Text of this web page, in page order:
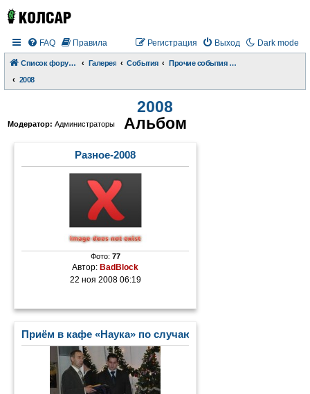
Dark mode
FAQ Правила Выход
Регистрация
Список форумов Галерея События
Прочие события и происшествия
2008
2008
Модератор: Администраторы Альбом
Разное-2008
Фото: 77
Автор:BadBlock
22 ноя 2008 06:19
Приём в кафе «Наука» по случаю Дня Российской